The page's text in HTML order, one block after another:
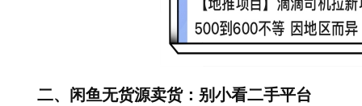
二、闲鱼无货源卖货：别小看二手平台